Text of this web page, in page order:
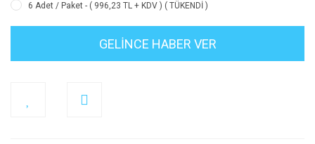
6 Adet / Paket - ( 996,23 TL + KDV ) ( TÜKENDİ )
GELİNCE HABER VER